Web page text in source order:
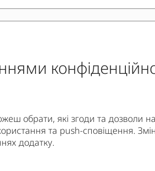
обрати, які згоди та дозволи
та push-сповіщення.
додатку.